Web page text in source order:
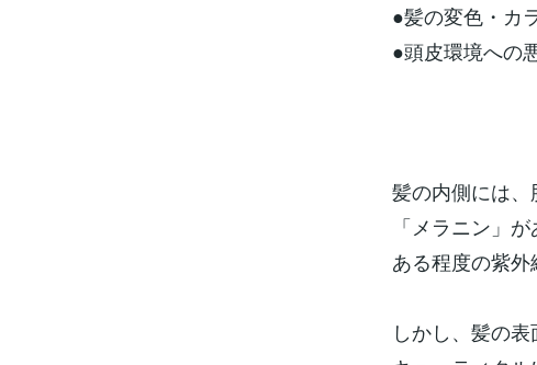
●髪の変色・カ
●頭皮環境への
髪の内側には
「メラニン」が
ある程度の紫外
しかし、髪の表